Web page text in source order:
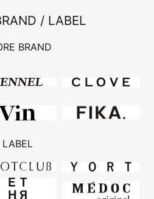
/ LABEL
BRAND
LABEL